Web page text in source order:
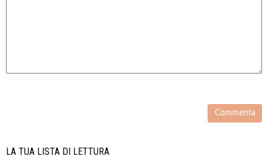
LA TUA LISTA DI LETTURA